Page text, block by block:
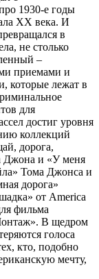
1930-е годы
ХХ века. И
в
не столько
–
приемами и
которые лежат в
для
достиг уровня
коллекций
дорога,
Джона и «У меня
Тома Джонса и
дорога»
от America
фильма
В щед­ром
голоса
кто, подобно
мечту,